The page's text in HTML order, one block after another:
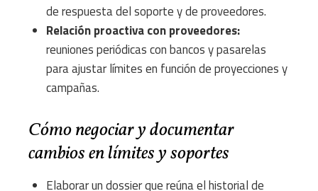
de respuesta del soporte y de proveedores.
Relación proactiva con proveedores:
reuniones periódicas con bancos y pasarelas
para ajustar límites en función de proyecciones y
campañas.
Cómo negociar y documentar
cambios en límites y soportes
Elaborar un dossier que reúna el historial de